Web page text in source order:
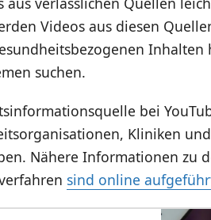
Videos aus diesen
Inhalten
suchen.
bei
Kliniken
Nähere Informationen zu
sind online